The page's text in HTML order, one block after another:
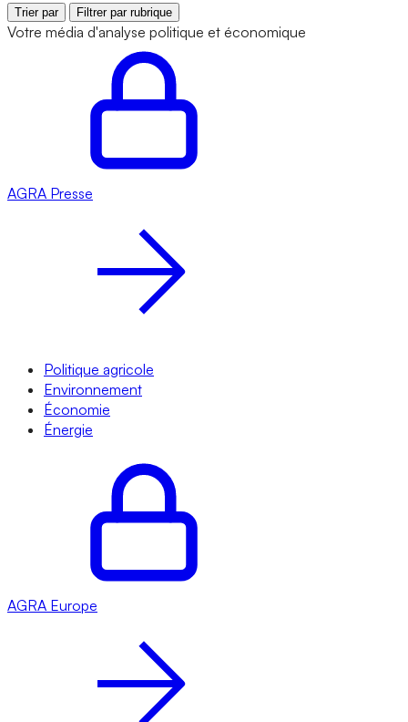
Trier par Filtrer par rubrique
Votre média d'analyse politique et économique
AGRA Presse
Politique agricole
Environnement
Économie
Énergie
AGRA Europe